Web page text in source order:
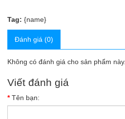
Tag: {name}
Đánh giá (0)
Không có đánh giá cho sản phẩm này.
Viết đánh giá
Tên bạn: